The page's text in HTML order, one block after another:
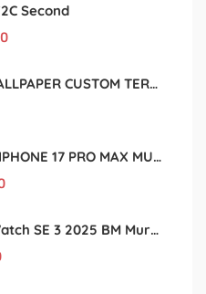
Second
SUPPLIER WALLPAPER CUSTOM TERBAIK MALANG
JUAL APPLE IPHONE 17 PRO MAX MURAH DAN ORIGINAL
Jual Apple Watch SE 3 2025 BM Murah Dan original